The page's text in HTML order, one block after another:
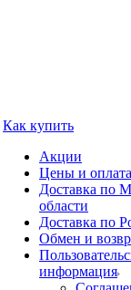
Как купить
Акции
Цены и оплата
Доставка по
области
Доставка по
Обмен и
информация